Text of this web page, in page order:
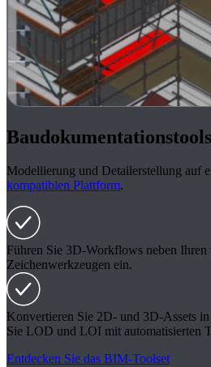
Modellierung und Detailerstellung auf
kompatiblen Plattform.
Führen Sie 3D-Workflows neben Ihren
Zeichenwerkzeugen ein.
Konvertieren Sie 2D- und 3D-Assets
Sie LOD und LOI mit automatisierten
Entdecken Sie das BIM-Toolset